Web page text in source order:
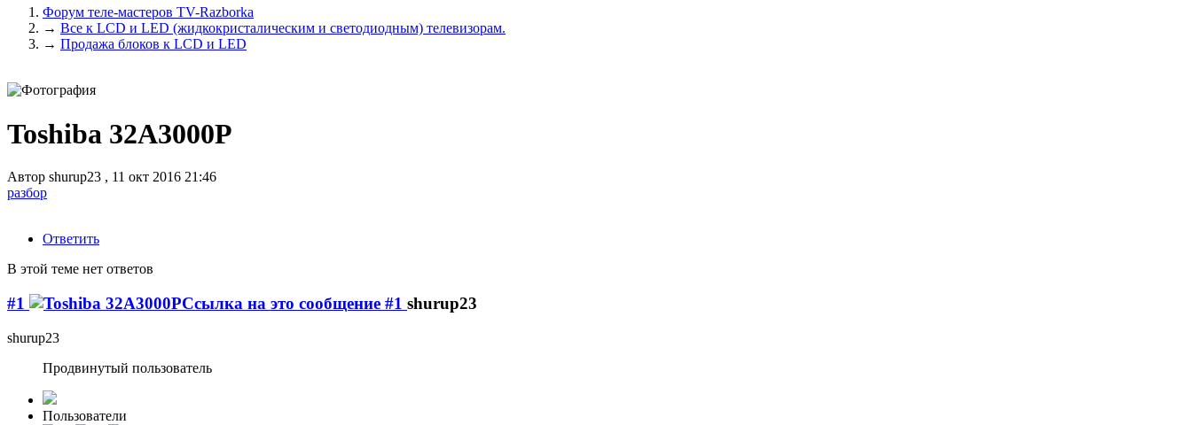
Форум теле-мастеров TV-Razborka
→ Все к LCD и LED (жидкокристалическим и светодиодным) телевизорам.
→ Продажа блоков к LCD и LED
Toshiba 32A3000P
Автор shurup23 , 11 окт 2016 21:46
разбор
Ответить
В этой теме нет ответов
#1 shurup23
shurup23
Продвинутый пользователь
Пользователи